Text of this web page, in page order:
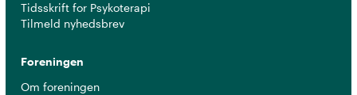
Tidsskrift for Psykoterapi
Tilmeld nyhedsbrev
Foreningen
Om foreningen